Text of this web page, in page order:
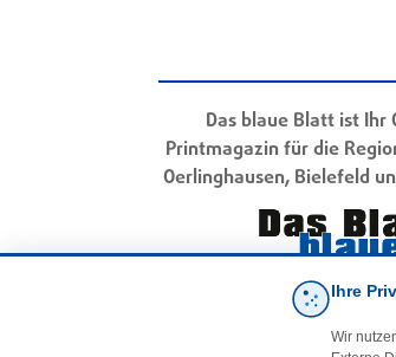
Das blaue Blatt ist Ihr
Printmagazin für die
Oerlinghausen, Bielefeld
Ihre
Wir